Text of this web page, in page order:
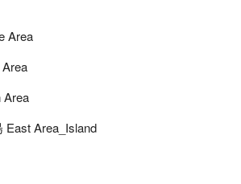
Area
Area
Area_Island